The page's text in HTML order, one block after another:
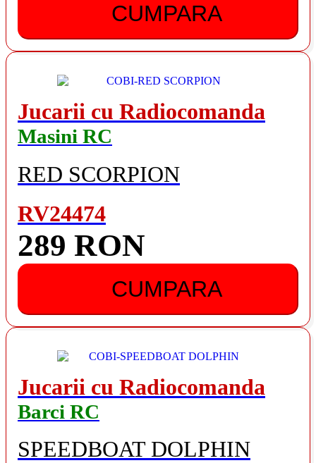
CUMPARA
Jucarii cu Radiocomanda
Masini RC
RED SCORPION
RV24474
289 RON
CUMPARA
Jucarii cu Radiocomanda
Barci RC
SPEEDBOAT DOLPHIN